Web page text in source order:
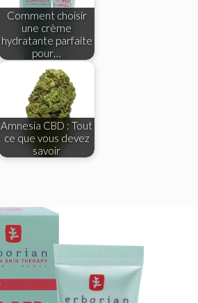
Comment choisir
une crème
hydratante parfaite
pour…
Amnesia CBD : Tout
ce que vous devez
savoir